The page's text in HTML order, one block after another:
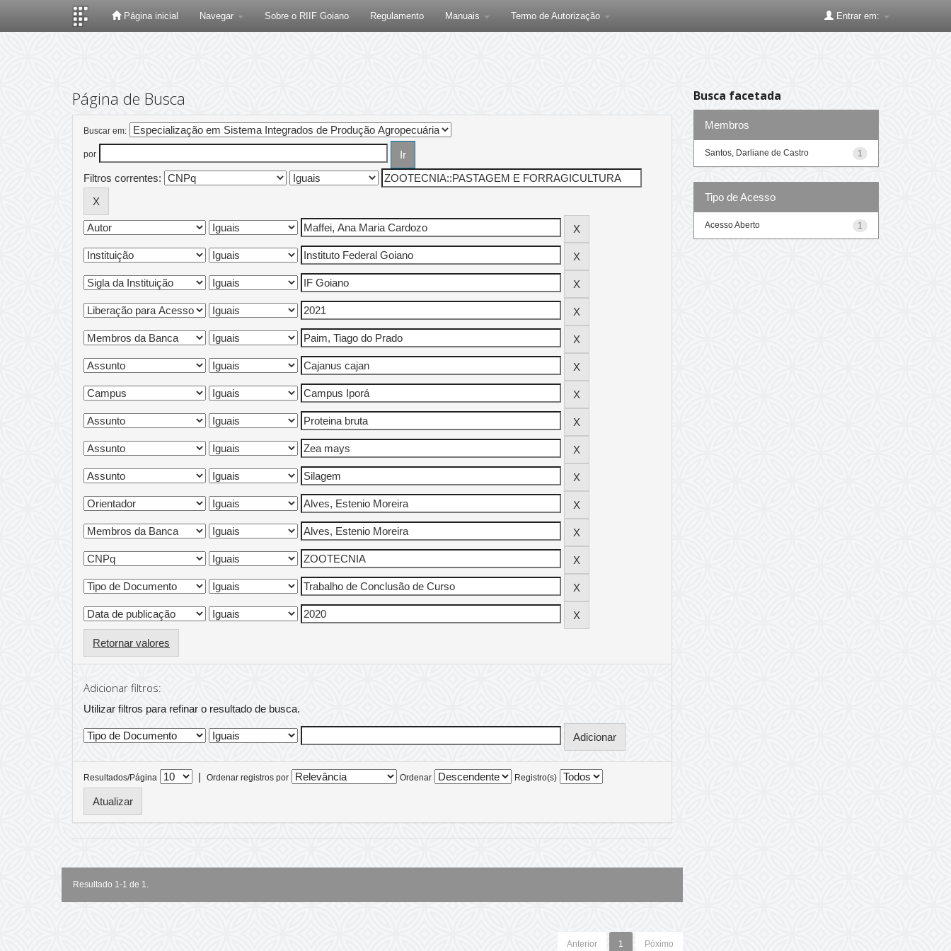
Página inicial Navegar Sobre o RIIF Goiano Regulamento Manuais Termo de Autorização Entrar em:
Página de Busca
Buscar em:
por
Filtros correntes:
Retornar valores
Adicionar filtros:
Utilizar filtros para refinar o resultado de busca.
Resultados/Página | Ordenar registros por Ordenar Registro(s)
Resultado 1-1 de 1.
Anterior 1 Póximo
Busca facetada
Membros
1
Santos, Darliane de Castro
Tipo de Acesso
1
Acesso Aberto